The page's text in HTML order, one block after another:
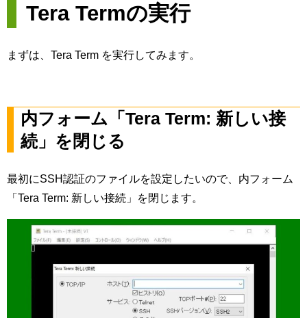
Tera Termの実行
まずは、Tera Term を実行してみます。
内フォーム「Tera Term: 新しい接
続」を閉じる
最初にSSH認証のファイルを設定したいので、内フォーム
「Tera Term: 新しい接続」を閉じます。